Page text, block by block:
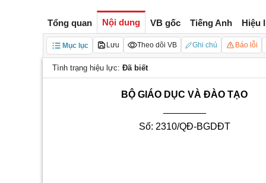
Tổng quan Nội dung VB gốc Tiếng Anh Hiệu
Mục lục Lưu Theo dõi VB Ghi chú Báo lỗi
Tình trạng hiệu lực: Đã biết
BỘ GIÁO DỤC VÀ ĐÀO TẠO
Số: 2310/QĐ-BGDĐT